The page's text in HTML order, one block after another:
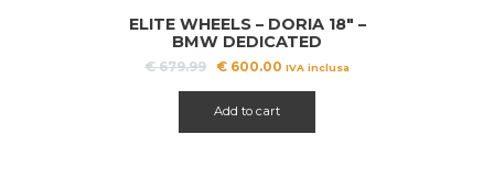
ELITE WHEELS – DORIA 18″ –
BMW DEDICATED
€679.99 Il
era:
€ 679.99.
€ 600.00 Il
€ 600.00.
IVA inclusa
Add to cart